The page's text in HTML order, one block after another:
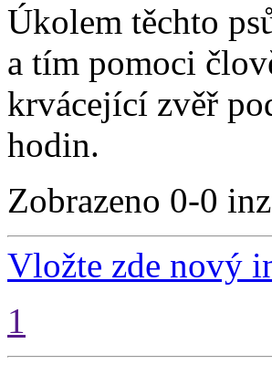
Úkolem těchto
a tím pomoci
krvácející zvěř
hodin.
Zobrazeno 0-0
Vložte zde nový
1